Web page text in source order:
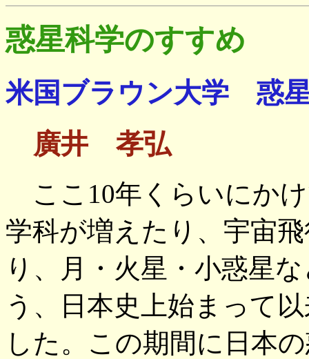
惑星科学のすすめ
米国ブラウン大学 惑
廣井 孝弘
ここ10年くらいにか
学科が増えたり、宇宙
り、月・火星・小惑星
う、日本史上始まって
した。この期間に日本